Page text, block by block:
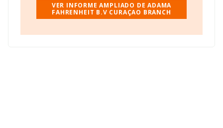
VER INFORME AMPLIADO DE ADAMA
FAHRENHEIT B.V CURAÇAO BRANCH